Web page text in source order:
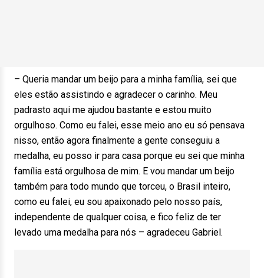
– Queria mandar um beijo para a minha família, sei que
eles estão assistindo e agradecer o carinho. Meu
padrasto aqui me ajudou bastante e estou muito
orgulhoso. Como eu falei, esse meio ano eu só pensava
nisso, então agora finalmente a gente conseguiu a
medalha, eu posso ir para casa porque eu sei que minha
família está orgulhosa de mim. E vou mandar um beijo
também para todo mundo que torceu, o Brasil inteiro,
como eu falei, eu sou apaixonado pelo nosso país,
independente de qualquer coisa, e fico feliz de ter
levado uma medalha para nós – agradeceu Gabriel.